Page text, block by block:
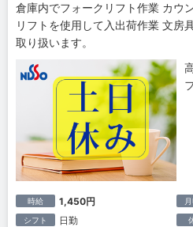
倉庫内でフォークリフト作業 カウ
リフトを使用して入出荷作業 文房
取り扱います。
時給 1,450円
シフト 日勤